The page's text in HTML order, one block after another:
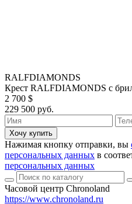
RALFDIAMONDS
Крест RALFDIAMONDS с
2 700 $
229 500 руб.
Хочу купить
Нажимая кнопку отправки, вы
персональных данных в
персональных данных
Часовой центр Chronoland
https://www.chronoland.ru